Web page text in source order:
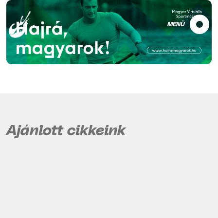
MENÜ
Ajánlott cikkeink